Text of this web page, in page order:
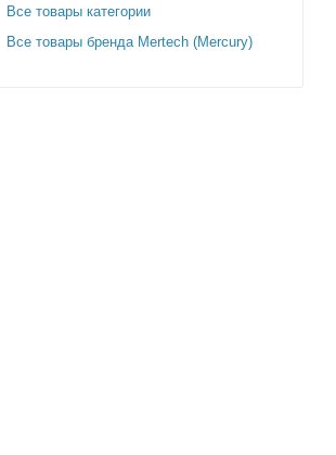
Все товары категории
Все товары бренда Mertech (Mercury)